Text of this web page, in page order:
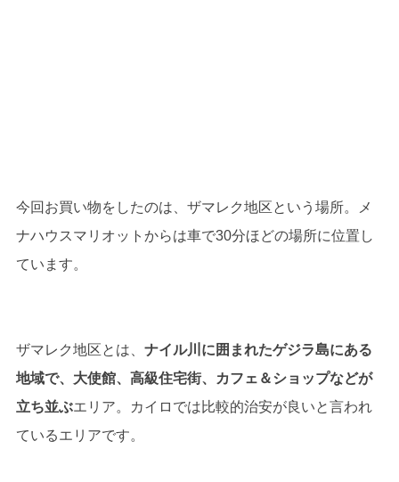
今回お買い物をしたのは、ザマレク地区という場所。メ
ナハウスマリオットからは車で30分ほどの場所に位置し
ています。
ザマレク地区とは、ナイル川に囲まれたゲジラ島にある
地域で、大使館、高級住宅街、カフェ＆ショップなどが
立ち並ぶエリア。カイロでは比較的治安が良いと言われ
ているエリアです。